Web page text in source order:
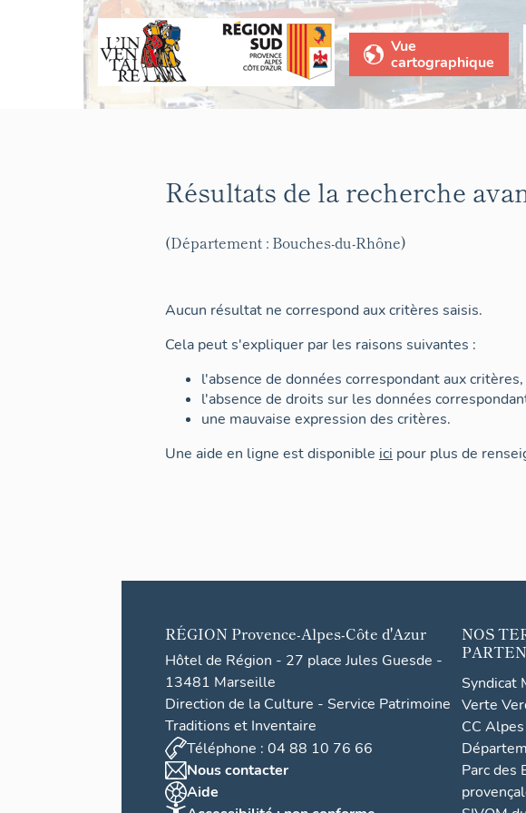
Vue
cartographique
Résultats de la recherche
(Département : Bouches-du-Rhône)
Aucun résultat ne correspond aux critères saisis.
Cela peut s'expliquer par les raisons suivantes :
l'absence de données correspondant aux critères,
l'absence de droits sur les données
une mauvaise expression des critères.
Une aide en ligne est disponible ici pour plus de
RÉGION Provence-Alpes-Côte d'Azur
Hôtel de Région - 27 place Jules Guesde -
13481 Marseille
Direction de la Culture - Service Patrimoine
Traditions et Inventaire
Téléphone : 04 88 10 76 66
Nous contacter
Aide
NOS
Syndicat
Verte
CC
Parc des